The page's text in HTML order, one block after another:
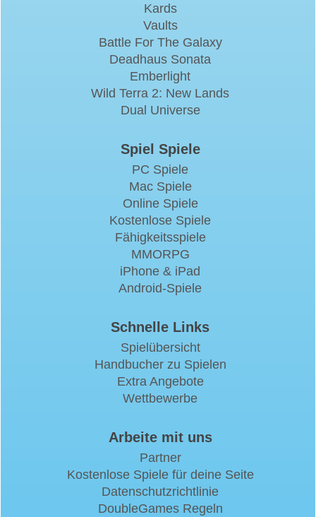
Kards
Vaults
Battle For The Galaxy
Deadhaus Sonata
Emberlight
Wild Terra 2: New Lands
Dual Universe
Spiel Spiele
PC Spiele
Mac Spiele
Online Spiele
Kostenlose Spiele
Fähigkeitsspiele
MMORPG
iPhone & iPad
Android-Spiele
Schnelle Links
Spielübersicht
Handbucher zu Spielen
Extra Angebote
Wettbewerbe
Arbeite mit uns
Partner
Kostenlose Spiele für deine Seite
Datenschutzrichtlinie
DoubleGames Regeln